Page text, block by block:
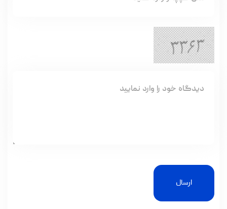
ارسال